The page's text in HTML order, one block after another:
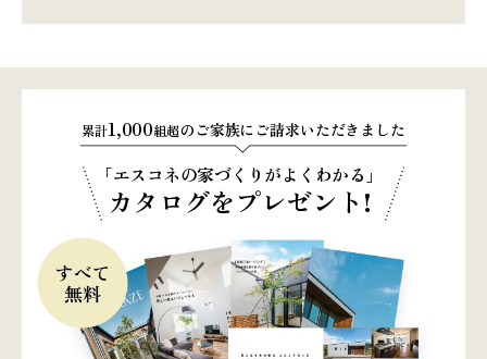
累計1,000組超のご家族にご請求いただきました
「エスコネの家づくりがよくわかる」
カタログをプレゼント!